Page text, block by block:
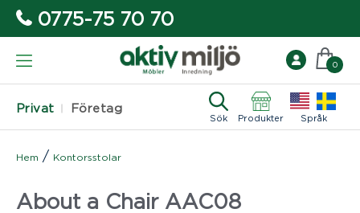
0775-75 70 70
Privat Företag
Sök Produkter Språk
0
Hem / Kontorsstolar
About a Chair AAC08